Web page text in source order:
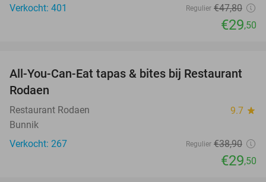
Verkocht: 401
Regulier €47,80
€29,50
24%
All-You-Can-Eat tapas & bites bij Restaurant
Rodaen
Restaurant Rodaen 9.7 star
Bunnik
Verkocht: 267
Regulier €38,90
€29,50